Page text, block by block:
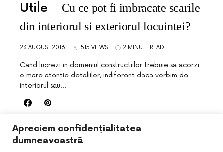
Apreciem confidențialitatea
dumneavoastră
Utile
Cu ce pot fi imbracate scarile
din interiorul si exteriorul locuintei?
23 AUGUST 2016 515 VIEWS 2 MINUTE READ
Cand lucrezi in domeniul constructiilor trebuie sa acorzi
o mare atentie detaliilor, indiferent daca vorbim de
interiorul sau…